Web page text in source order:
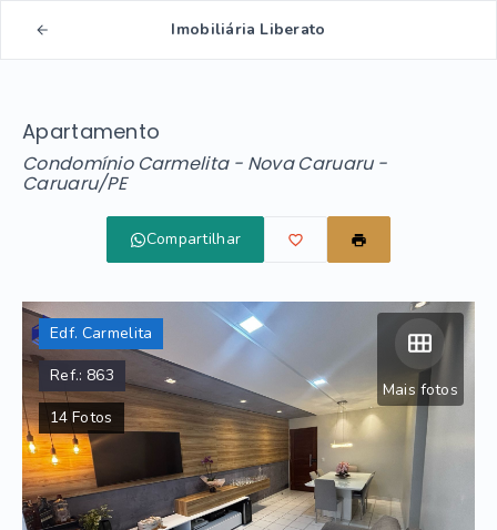
Imobiliária Liberato
Apartamento
Condomínio Carmelita - Nova Caruaru -
Caruaru/PE
Compartilhar
Mais fotos
Edf. Carmelita
Ref.:863
14 Fotos